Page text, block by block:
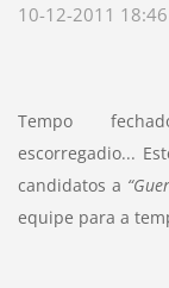
10-12-2011 18:46
Tempo
escorregadio...
candidatos a
equipe para a